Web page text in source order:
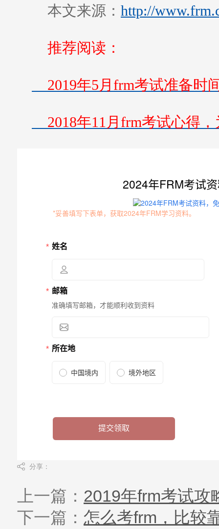
本文来源： http://
推荐阅读：
2019年5月frm考试准备时
2018年11月frm考试心得
分享：
上一篇： 2019年frm考试攻
下一篇： 怎么考frm，比较